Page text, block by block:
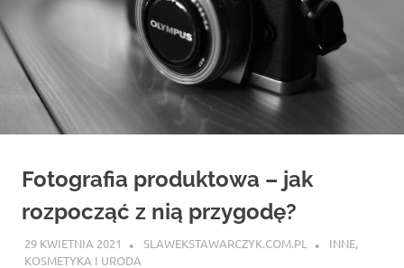
Fotografia produktowa – jak
rozpocząć z nią przygodę?
29 KWIETNIA 2021 SLAWEKSTAWARCZYK.COM.PL INNE,
KOSMETYKA I URODA